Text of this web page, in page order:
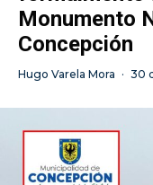
Monumento
Concepción
Hugo Varela Mora · 30